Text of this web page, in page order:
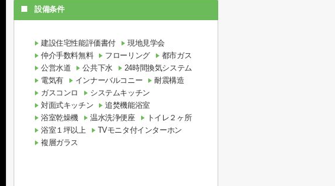
設備条件
建設住宅性能評価書付
現地見学会
仲介手数料無料
フローリング
都市ガス
公営水道
公共下水
24時間換気システム
電気有
インナーバルコニー
耐震構造
ガスコンロ
システムキッチン
対面式キッチン
追焚機能浴室
浴室乾燥機
温水洗浄便座
トイレ２ヶ所
浴室１坪以上
TVモニタ付インターホン
複層ガラス